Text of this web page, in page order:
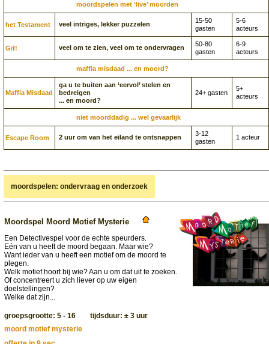
moordspelen met ‘live’ moorden
het Testament veel intriges, lekker puzzelen
15-50
gasten
5-6
acteurs
Gif! veel om te zien, veel om te ondervragen
50-80
gasten
6-9
acteurs
maffia misdaad ... en moord?
Maffia Misdaad
ga u te buiten aan ‘eervol’ stelen en
bedreigen
... en moord?
24+ gasten
5+
acteurs
niet moorddadig ... wel gevaarlijk
Escape Room 2 uur om van het eiland te ontsnappen
3-12
gasten
1 acteur
moordspelen: ondervraag en onderzoek
Moordspel Moord Motief Mysterie
Een Detectivespel voor de echte speurders.
Eén van u heeft de moord begaan. Maar wie?
Want ieder van u heeft een motief om de moord te
plegen.
Welk motief hoort bij wie? Aan u om dat uit te zoeken.
Of concentreert u zich liever op uw eigen
doelstellingen?
Welke dat zijn...
groepsgrootte: 5 - 16 tijdsduur: ± 3 uur
moord motief mysterie